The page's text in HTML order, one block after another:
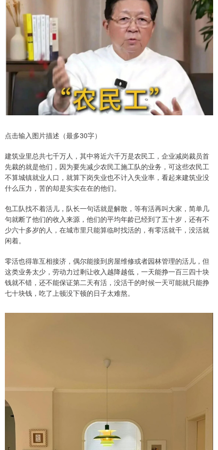
点击输入图片描述（最多30字）
建筑业里总共七千万人，其中将近六千万是农民工，企业减岗裁员首
先裁的就是他们，因为要先减少农民工施工队的业务，可这些农民工
不算城镇就业人口，就算下岗失业也不计入失业率，看起来建筑业没
什么压力，苦的却是实实在在的他们。
包工队找不着活儿，队长一句话就是解散，等有活再叫大家，简单几
句就断了他们的收入来源，他们的平均年龄已经到了五十岁，还有不
少六十多岁的人，在城市里只能算临时找活的，有零活就干，没活就
闲着。
零活也得靠互相接济，偶尔能接到房屋维修或者园林管理的活儿，但
这类业务太少，劳动力过剩让收入越降越低，一天能挣一百三四十块
钱就不错，还不能保证第二天有活，没活干的时候一天可能就只能挣
七十块钱，吃了上顿没下顿的日子太难熬。